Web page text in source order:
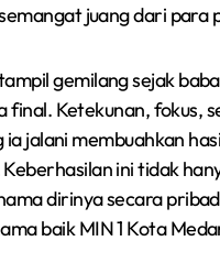
juang dari para
gemilang sejak
final. Ketekunan, fokus,
jalani membuahkan
ini tidak
dirinya secara
baik MIN 1 Kota